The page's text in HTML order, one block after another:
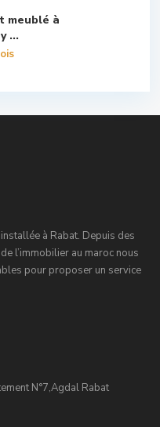
meublé à
...
à Rabat. Depuis des
l’immobilier au maroc nous
pour proposer un service
N°7,Agdal Rabat